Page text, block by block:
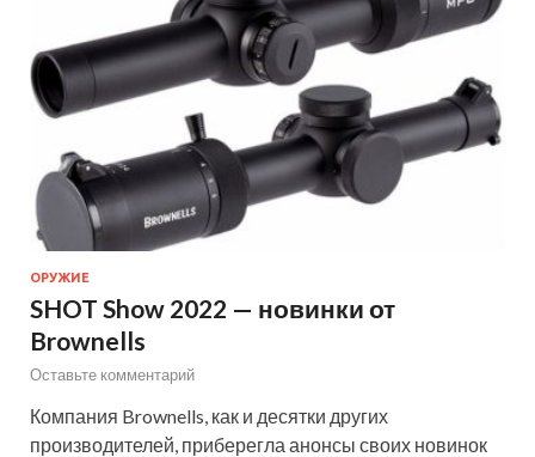
ОРУЖИЕ
SHOT Show 2022 — новинки от
Brownells
Оставьте комментарий
Компания Brownells, как и десятки других
производителей, приберегла анонсы своих новинок